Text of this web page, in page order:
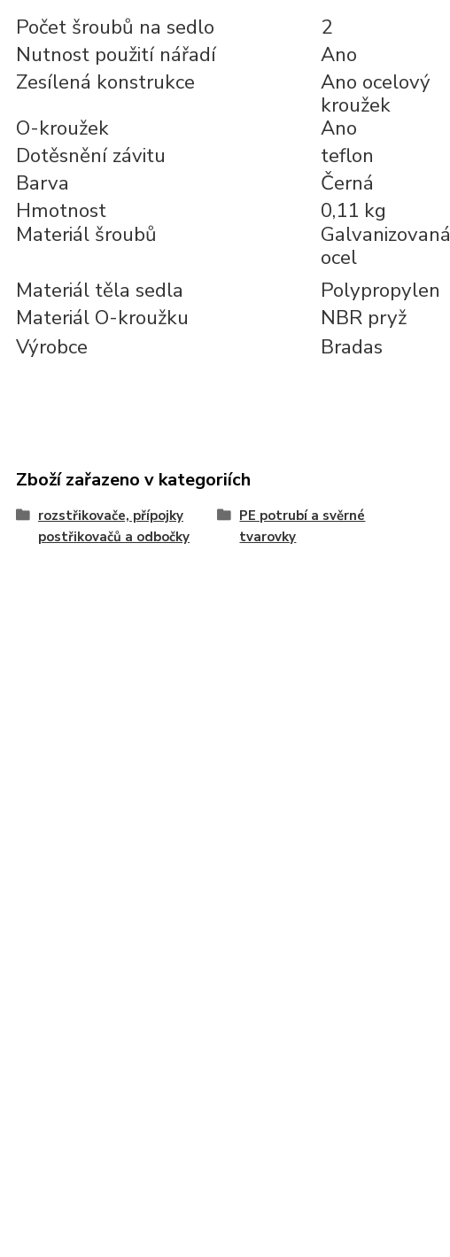
Počet šroubů na sedlo
2
Nutnost použití nářadí
Ano
Zesílená konstrukce
Ano ocelový
kroužek
O-kroužek
Ano
Dotěsnění závitu
teflon
Barva
Černá
Hmotnost
0,11 kg
Materiál šroubů
Galvanizovaná
ocel
Materiál těla sedla
Polypropylen
Materiál O-kroužku
NBR pryž
Výrobce
Bradas
Zboží zařazeno v kategoriích
rozstřikovače, přípojky
postřikovačů a odbočky
PE potrubí a svěrné
tvarovky